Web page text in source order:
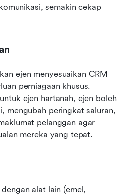
semakin cekap
ejen menyesuaikan CRM
perniagaan khusus.
ejen hartanah, ejen boleh
mengubah peringkat saluran,
pelanggan agar
mereka yang tepat.
alat lain (emel,